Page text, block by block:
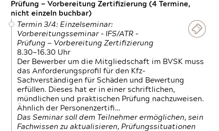
Prüfung — Vorbereitung Zertifizierung (4 Termine,
nicht einzeln buchbar)
Termin 3/4: Einzelseminar:
Vorbereitungsseminar - IFS/ATR -
Prüfung — Vorbereitung Zertifizierung
8.30—16.30 Uhr
Der Bewerber um die Mitgliedschaft im BVSK muss
das Anforderungsprofil für den Kfz-
Sachverständigen für Schäden und Bewertung
erfüllen. Dieses hat er in einer schriftlichen,
mündlichen und praktischen Prüfung nachzuweisen.
Ähnlich der Personenzertifi…
Das Seminar soll dem Teilnehmer ermöglichen, sein
Fachwissen zu aktualisieren, Prüfungssituationen